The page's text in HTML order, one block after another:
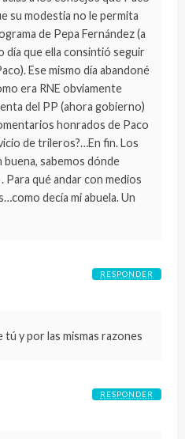
su modestia no le permita
de Pepa Fernández (a
día que ella consintió seguir
Ese mismo día abandoné
era RNE obviamente
del PP (ahora gobierno)
honrados de Paco
de trileros?…En fin. Los
sabemos dónde
Para qué andar con medios
decía mi abuela. Un
tú y por las mismas razones
RESPONDER
RESPONDER